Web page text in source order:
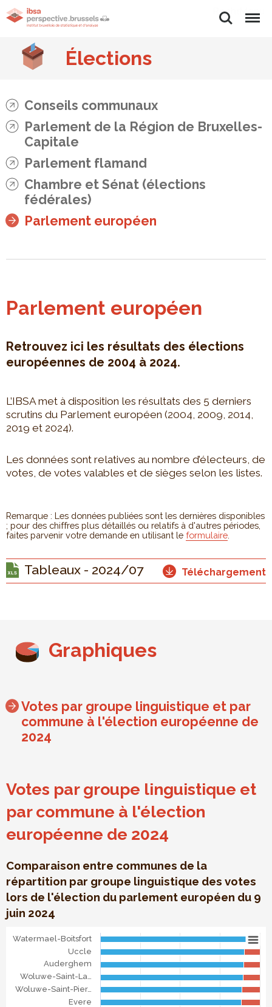
Rechercher
Menu
Élections
Conseils communaux
Parlement de la Région de Bruxelles-
Capitale
Parlement flamand
Chambre et Sénat (élections
fédérales)
Parlement européen
Parlement européen
Retrouvez ici les résultats des élections
européennes de 2004 à 2024.
L’IBSA met à disposition les résultats des 5 derniers
scrutins du Parlement européen (2004, 2009, 2014,
2019 et 2024).
Les données sont relatives au nombre d’électeurs, de
votes, de votes valables et de sièges selon les listes.
Remarque : Les données publiées sont les dernières disponibles
; pour des chiffres plus détaillés ou relatifs à d'autres périodes,
faites parvenir votre demande en utilisant le formulaire
Tableaux - 2024/07 Téléchargement
Graphiques
Votes par groupe linguistique et par
commune à l'élection européenne de
2024
Votes par groupe linguistique et
par commune à l'élection
européenne de 2024
Comparaison entre communes de la
répartition par groupe linguistique des votes
lors de l'élection du parlement européen du 9
juin 2024
Votes par groupe linguistique et par commune à
Bar chart with 2 data series.
Comparaison entre communes de la répartition par
The chart has 1 X axis displaying categories.
The chart has 1 Y axis displaying . Data ranges from
Watermael-Boitsfort
Uccle
Auderghem
Woluwe-Saint-La…
Woluwe-Saint-Pier…
Evere